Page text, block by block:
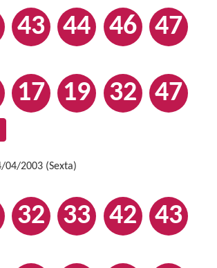
43 44 46 47
17 19 32 47
04/2003 (Sexta)
32 33 42 43